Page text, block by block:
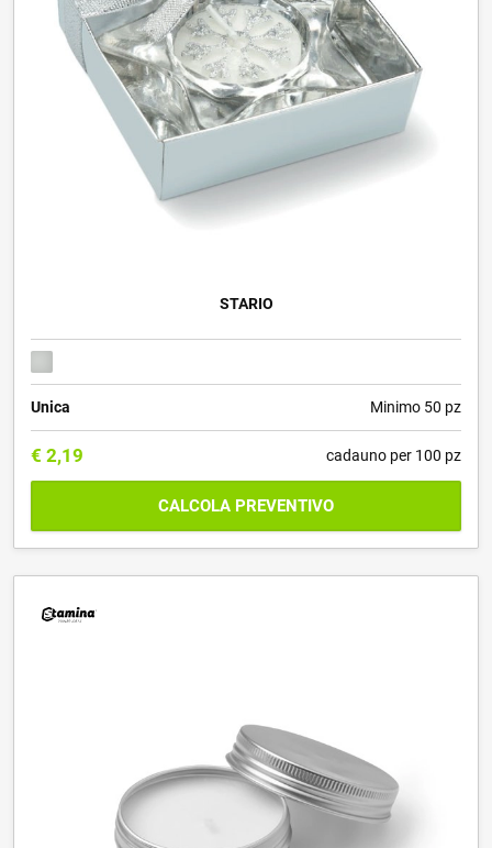
STARIO
Unica Minimo 50 pz
€ 2,19 cadauno per 100 pz
CALCOLA PREVENTIVO